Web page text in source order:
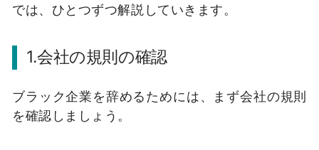
では、ひとつずつ解説していきます。
1.会社の規則の確認
ブラック企業を辞めるためには、まず会社の規則
を確認しましょう。